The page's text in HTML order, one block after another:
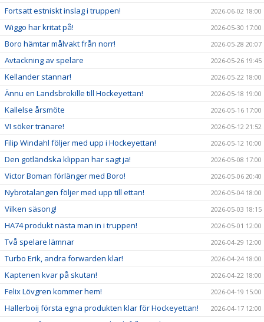
Fortsatt estniskt inslag i truppen! 2026-06-02 18:00
Wiggo har kritat på! 2026-05-30 17:00
Boro hämtar målvakt från norr! 2026-05-28 20:07
Avtackning av spelare 2026-05-26 19:45
Kellander stannar! 2026-05-22 18:00
Ännu en Landsbrokille till Hockeyettan! 2026-05-18 19:00
Kallelse årsmöte 2026-05-16 17:00
VI söker tränare! 2026-05-12 21:52
Filip Windahl följer med upp i Hockeyettan! 2026-05-12 10:00
Den gotländska klippan har sagt ja! 2026-05-08 17:00
Victor Boman förlänger med Boro! 2026-05-06 20:40
Nybrotalangen följer med upp till ettan! 2026-05-04 18:00
Vilken säsong! 2026-05-03 18:15
HA74 produkt nästa man in i truppen! 2026-05-01 12:00
Två spelare lämnar 2026-04-29 12:00
Turbo Erik, andra forwarden klar! 2026-04-24 18:00
Kaptenen kvar på skutan! 2026-04-22 18:00
Felix Lövgren kommer hem! 2026-04-19 15:00
Hallerboij första egna produkten klar för Hockeyettan! 2026-04-17 12:00